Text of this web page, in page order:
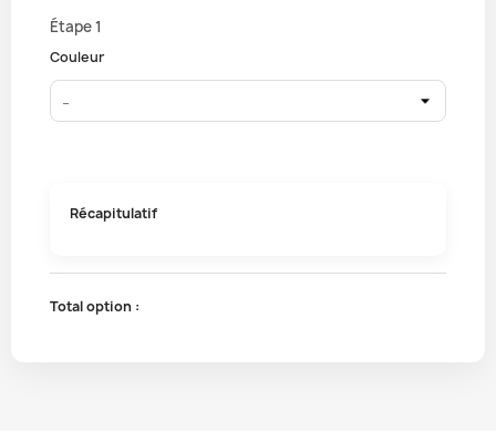
Étape 1
Couleur
Récapitulatif
Total option :